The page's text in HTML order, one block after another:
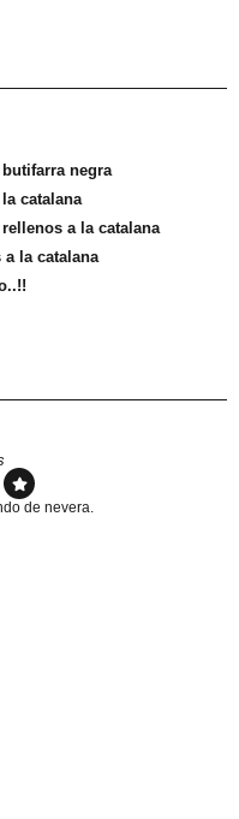
negra
catalana
a la catalana
a la catalana
de nevera.